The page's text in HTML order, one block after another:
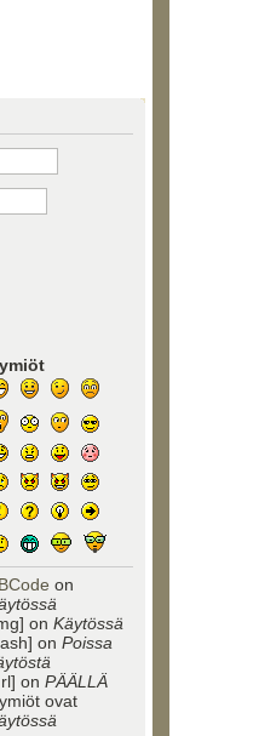
on
onKäytössä
onPoissa
onPÄÄLLÄ
ovat